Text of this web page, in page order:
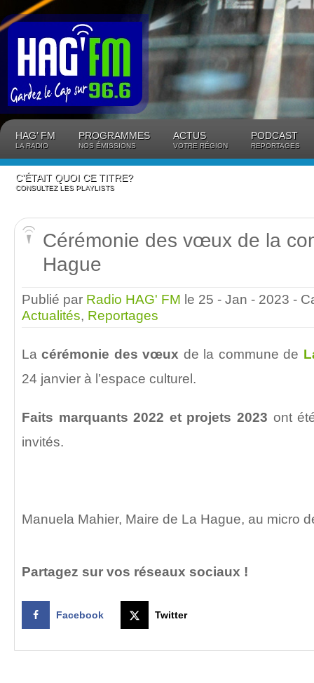
HAG’ FM
LA RADIO
PROGRAMMES
NOS ÉMISSIONS
ACTUS
VOTRE RÉGION
PODCAST
REPORTAGES
C’ÉTAIT QUOI CE TITRE?
CONSULTEZ LES PLAYLISTS
Cérémonie des vœux de la
Hague
Publié par Radio HAG' FM le 25 - Jan - 2023 -
Actualités, Reportages
Lacérémonie des vœux de la commune de
24 janvier à l’espace culturel.
Faits marquants 2022 et projets 2023 ont
invités.
Manuela Mahier, Maire de La Hague, au micro
Partagez sur vos réseaux sociaux !
Facebook Twitter
Panneau de gestion des cookies